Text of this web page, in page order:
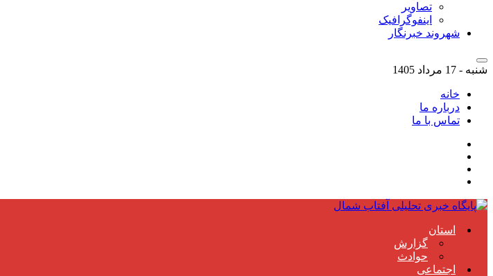
تصاویر
اینفوگرافیک
شهروند خبرنگار
شنبه - 17 مرداد 1405
خانه
درباره ما
تماس با ما
استان
گزارش
حوادث
اجتماعی